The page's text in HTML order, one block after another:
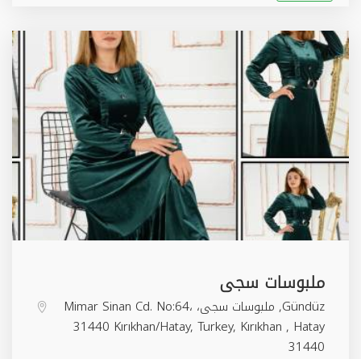
ملبوسات سجى
Gündüz, ملبوسات سجى، Mimar Sinan Cd. No:64،
31440 Kırıkhan/Hatay, Turkey, Kırıkhan , Hatay
31440